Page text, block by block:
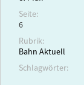
Seite:
6
Rubrik:
Bahn Aktuell
Schlagwörter: